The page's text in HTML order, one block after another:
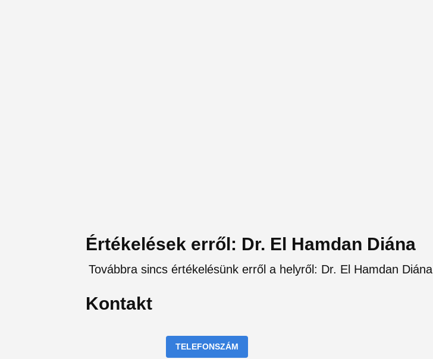
Értékelések erről: Dr. El Hamdan Diána
Továbbra sincs értékelésünk erről a helyről: Dr. El Hamdan Diána
Kontakt
TELEFONSZÁM